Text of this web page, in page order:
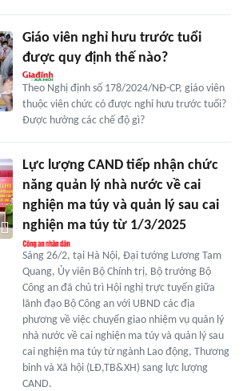
Giáo viên nghỉ hưu trước tuổi
được quy định thế nào?
Theo Nghị định số 178/2024/NĐ-CP, giáo viên
thuộc viên chức có được nghỉ hưu trước tuổi?
Được hưởng các chế độ gì?
Lực lượng CAND tiếp nhận chức
năng quản lý nhà nước về cai
nghiện ma túy và quản lý sau cai
nghiện ma túy từ 1/3/2025
Sáng 26/2, tại Hà Nội, Đại tướng Lương Tam
Quang, Ủy viên Bộ Chính trị, Bộ trưởng Bộ
Công an đã chủ trì Hội nghị trực tuyến giữa
lãnh đạo Bộ Công an với UBND các địa
phương về việc chuyển giao nhiệm vụ quản lý
nhà nước về cai nghiện ma túy và quản lý sau
cai nghiện ma túy từ ngành Lao động, Thương
binh và Xã hội (LĐ,TB&XH) sang lực lượng
CAND.